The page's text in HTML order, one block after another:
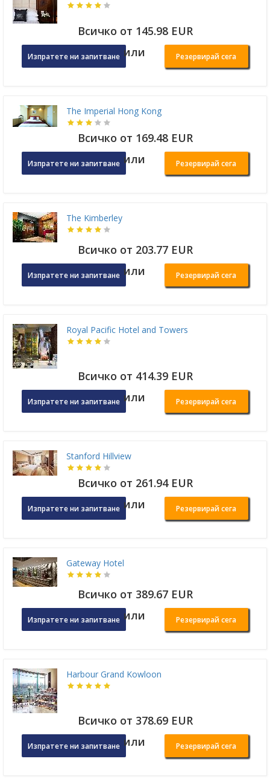
Всичко от 145.98 EUR
Изпратете ни запитване или Резервирай сега
The Imperial Hong Kong
Всичко от 169.48 EUR
Изпратете ни запитване или Резервирай сега
The Kimberley
Всичко от 203.77 EUR
Изпратете ни запитване или Резервирай сега
Royal Pacific Hotel and Towers
Всичко от 414.39 EUR
Изпратете ни запитване или Резервирай сега
Stanford Hillview
Всичко от 261.94 EUR
Изпратете ни запитване или Резервирай сега
Gateway Hotel
Всичко от 389.67 EUR
Изпратете ни запитване или Резервирай сега
Harbour Grand Kowloon
Всичко от 378.69 EUR
Изпратете ни запитване или Резервирай сега